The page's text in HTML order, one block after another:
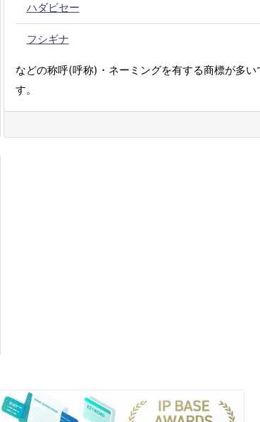
ハダビセー
フシギナ
などの称呼(呼称)・ネーミングを有する商標が多い
す。